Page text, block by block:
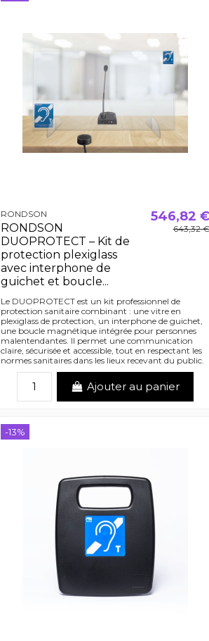
RONDSON
RONDSON
DUOPROTECT – Kit de
protection plexiglass
avec interphone de
guichet et boucle...
546,82 €
643,32 €
Le DUOPROTECT est un kit professionnel de
protection sanitaire combinant : une vitre en
plexiglass de protection, un interphone de guichet,
une boucle magnétique intégrée pour personnes
malentendantes. Il permet une communication
claire, sécurisée et accessible, tout en respectant les
normes sanitaires dans les lieux recevant du public.
Ajouter au panier
-13%